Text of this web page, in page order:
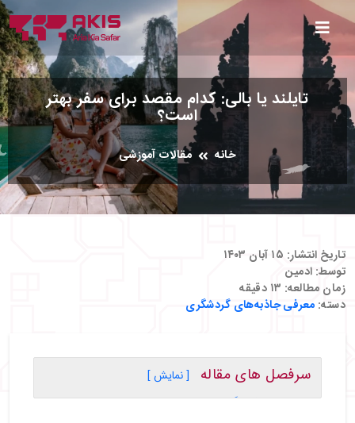
تایلند یا بالی: کدام مقصد برای سفر بهتر
است؟
خانه مقالات آموزشی
تاریخ انتشار: ۱۵ آبان ۱۴۰۳
توسط: ادمین
زمان مطالعه: ۱۳ دقیقه
دسته: معرفی جاذبه‌های گردشگری
سرفصل های مقاله
[ نمایش ]
・مقایسه فرهنگی تایلند و بالی: کدام مقصد خاص‌تر